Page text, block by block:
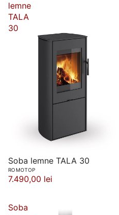
lemne
TALA
30
Soba lemne TALA 30
ROMOTOP
7.490,00 lei
Soba